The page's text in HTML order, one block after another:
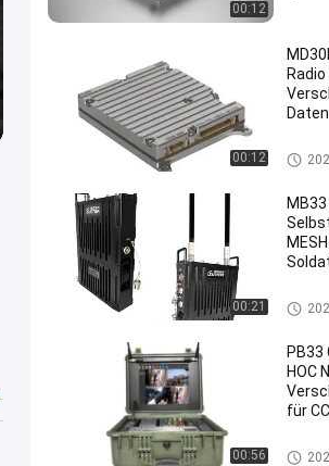
00:12
00:12 IP
00:21 IP
00:56
PB33
HOC
für
Ad-